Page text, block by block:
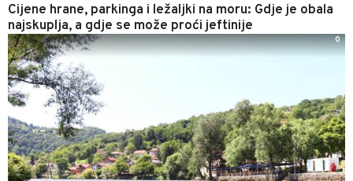
Cijene hrane, parkinga i ležaljki na moru: Gdje je obala
najskuplja, a gdje se može proći jeftinije
0